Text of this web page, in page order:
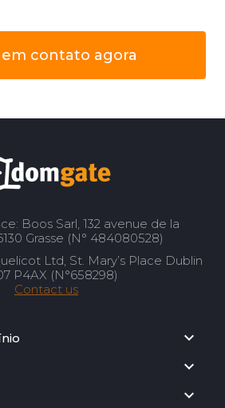
contato agora
Boos Sarl, 132 avenue de la
Grasse (N° 484080528)
Ltd, St. Mary’s Place Dublin
P4AX (N°658298)
Contact us